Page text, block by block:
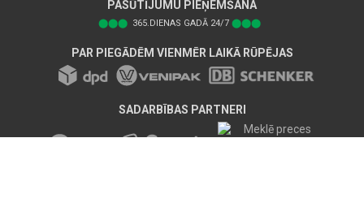
PASŪTĪJUMU PIEŅEMŠANA
⬤⬤⬤ 365.DIENAS GADĀ 24/7 ⬤⬤⬤
PAR PIEGĀDĒM VIENMĒR LAIKĀ RŪPĒJAS
SADARBĪBAS PARTNERI